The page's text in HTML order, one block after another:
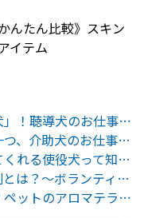
オレンジのベストを着た「ほじょ犬」！聴導犬のお仕事って？
意外と知らない？「ほじょ犬」の一つ、介助犬のお仕事を紹介
【クイズ】私たちの生活を支援してくれる使役犬って知ってる？
保護犬の預かりボランティアの役割とは？〜ボランティア経験から学んだこと〜
ペットのために簡単に取れる資格！ペットのアロマテラピー！